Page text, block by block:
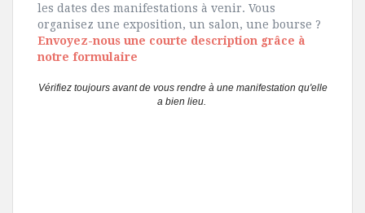
les dates des manifestations à venir. Vous
organisez une exposition, un salon, une bourse ?
Envoyez-nous une courte description grâce à
notre formulaire
Vérifiez toujours avant de vous rendre à une manifestation qu'elle
a bien lieu.